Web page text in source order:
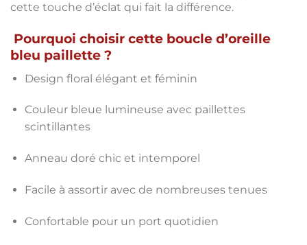
cette touche d’éclat qui fait la différence.
Pourquoi choisir cette boucle d’oreille
bleu paillette ?
Design floral élégant et féminin
Couleur bleue lumineuse avec paillettes
scintillantes
Anneau doré chic et intemporel
Facile à assortir avec de nombreuses tenues
Confortable pour un port quotidien